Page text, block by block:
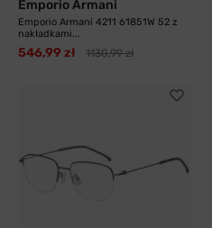
Emporio Armani
Emporio Armani 4211 61851W 52 z
nakładkami...
546,99 zł 1130,99 zł